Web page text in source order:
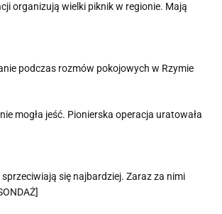
organizują wielki piknik w regionie. Mają
podczas rozmów pokojowych w Rzymie
mogła jeść. Pionierska operacja uratowała
sprzeciwiają się najbardziej. Zaraz za nimi